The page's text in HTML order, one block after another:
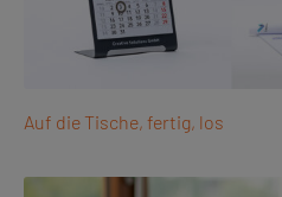
Auf die Tische, fertig, los